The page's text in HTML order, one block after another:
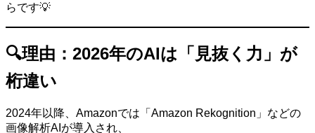
らです💡
🔍理由：2026年のAIは「見抜く力」が
桁違い
2024年以降、Amazonでは「Amazon Rekognition」などの
画像解析AIが導入され、